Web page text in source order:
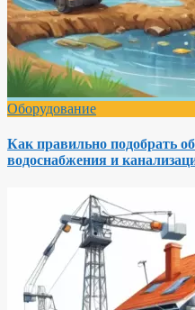
Оборудование
Как правильно подобрать
водоснабжения и